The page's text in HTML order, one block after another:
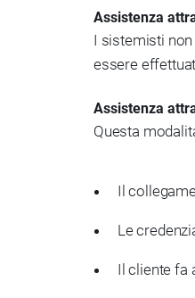
Assistenza
I sistemisti
essere
Assistenza
Questa
Il
Le
Il cliente fa